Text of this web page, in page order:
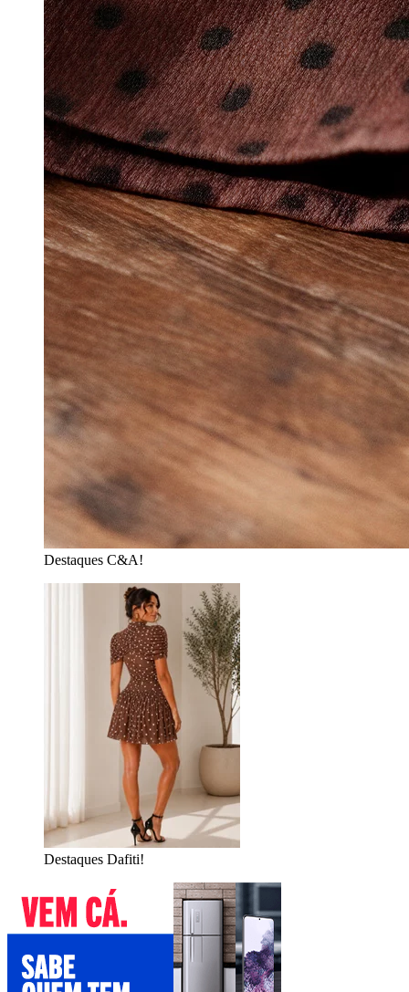
Destaques C&A!
Destaques Dafiti!